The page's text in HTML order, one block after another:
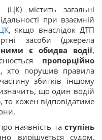
(ЦК) містить загальні
при взаємній
, якщо внаслідок ДТП
засоби (джерела
є обидва водії,
пропорційно
хто порушив правила
збитків іншому
що один водій
кожен відповідатиме
наявність та ступінь
вирішується судом.